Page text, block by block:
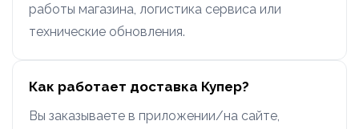
работы магазина, логистика сервиса или
технические обновления.
Как работает доставка Купер?
Вы заказываете в приложении/на сайте,